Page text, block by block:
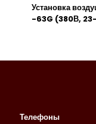
Установка
-63G (380В,
Телефоны